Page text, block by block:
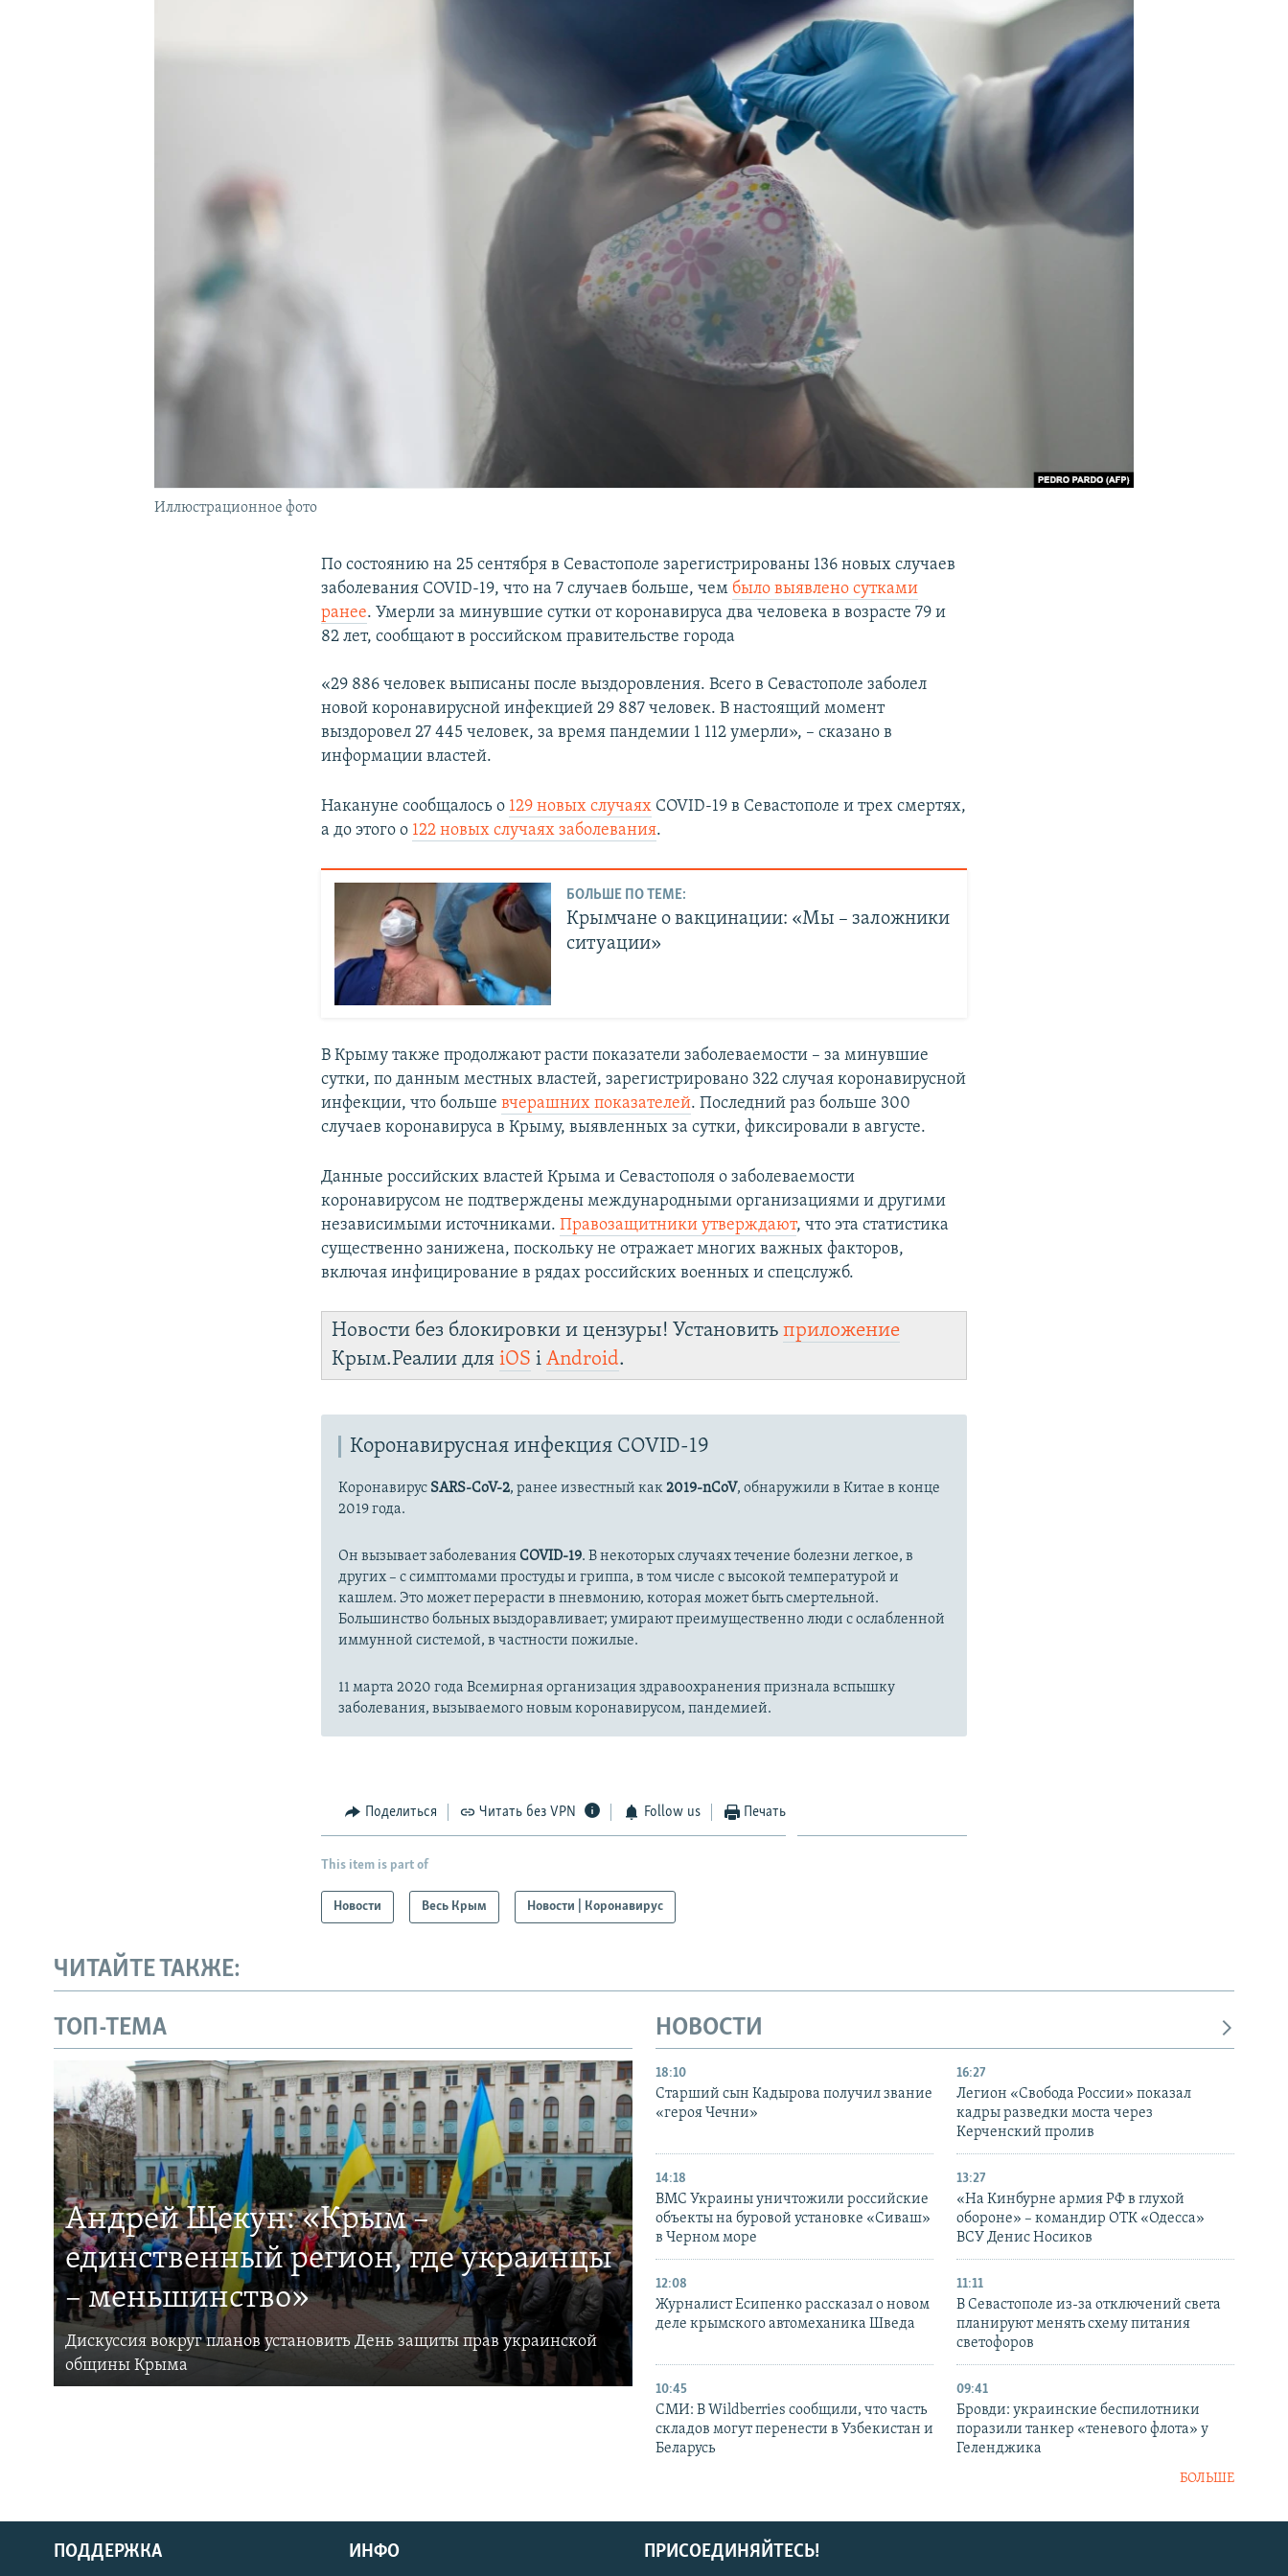
Иллюстрационное фото
По состоянию на 25 сентября в Севастополе зарегистрированы 136 новых случаев
заболевания COVID-19, что на 7 случаев больше, чем было выявлено сутками
ранее. Умерли за минувшие сутки от коронавируса два человека в возрасте 79 и
82 лет, сообщают в российском правительстве города
«29 886 человек выписаны после выздоровления. Всего в Севастополе заболел
новой коронавирусной инфекцией 29 887 человек. В настоящий момент
выздоровел 27 445 человек, за время пандемии 1 112 умерли», – сказано в
информации властей.
Накануне сообщалось о 129 новых случаях COVID-19 в Севастополе и трех смертях,
а до этого о 122 новых случаях заболевания.
БОЛЬШЕ ПО ТЕМЕ:
Крымчане о вакцинации: «Мы – заложники
ситуации»
В Крыму также продолжают расти показатели заболеваемости – за минувшие
сутки, по данным местных властей, зарегистрировано 322 случая коронавирусной
инфекции, что большевчерашних показателей. Последний раз больше 300
случаев коронавируса в Крыму, выявленных за сутки, фиксировали в августе.
Данные российских властей Крыма и Севастополя о заболеваемости
коронавирусом не подтверждены международными организациями и другими
независимыми источниками.Правозащитники утверждают, что эта статистика
существенно занижена, поскольку не отражает многих важных факторов,
включая инфицирование в рядах российских военных и спецслужб.
Новости без блокировки и цензуры! Установитьприложение
Крым.Реалии дляiOS іAndroid.
Коронавирусная инфекция COVID-19
Коронавирус SARS-CoV-2, ранее известный как2019-nCoV, обнаружили в Китае в конце
2019 года.
Он вызывает заболеванияCOVID-19. В некоторых случаях течение болезни легкое, в
других – с симптомами простуды и гриппа, в том числе с высокой температурой и
кашлем. Это может перерасти в пневмонию, которая может быть смертельной.
Большинство больных выздоравливает; умирают преимущественно люди с ослабленной
иммунной системой, в частности пожилые.
11 марта 2020 года Всемирная организация здравоохранения признала вспышку
заболевания, вызываемого новым коронавирусом, пандемией.
Поделиться Читать без VPN Follow us Печать
This item is part of
Новости Весь Крым Новости | Коронавирус
ЧИТАЙТЕ ТАКЖЕ:
ТОП-ТЕМА
Андрей Щекун: «Крым –
единственный регион, где украинцы
– меньшинство»
Дискуссия вокруг планов установить День защиты прав украинской
общины Крыма
НОВОСТИ
18:10
Старший сын Кадырова получил звание
«героя Чечни»
16:27
Легион «Свобода России» показал
кадры разведки моста через
Керченский пролив
14:18
ВМС Украины уничтожили российские
объекты на буровой установке «Сиваш»
в Черном море
13:27
«На Кинбурне армия РФ в глухой
обороне» – командир ОТК «Одесса»
ВСУ Денис Носиков
12:08
Журналист Есипенко рассказал о новом
деле крымского автомеханика Шведа
11:11
В Севастополе из-за отключений света
планируют менять схему питания
светофоров
10:45
СМИ: В Wildberries сообщили, что часть
складов могут перенести в Узбекистан и
Беларусь
09:41
Бровди: украинские беспилотники
поразили танкер «теневого флота» у
Геленджика
БОЛЬШЕ
ПРИСОЕДИНЯЙТЕСЬ!
ПОДДЕРЖКА ИНФО